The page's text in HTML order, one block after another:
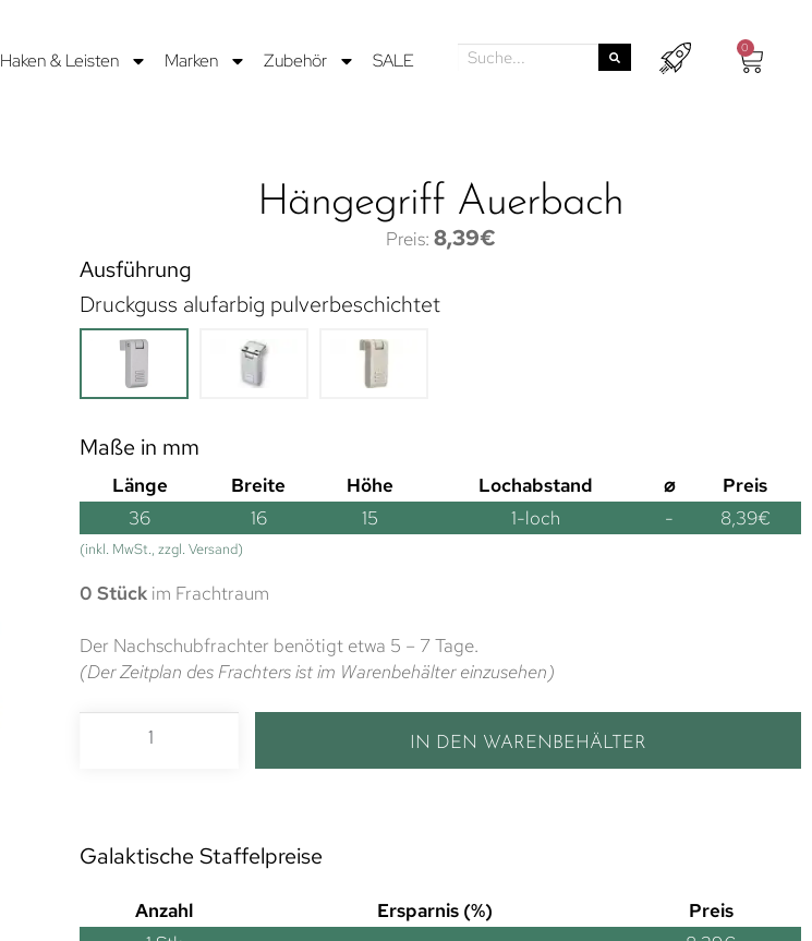
Haken & Leisten Marken Zubehör SALE
0
Hängegriff Auerbach
8,39€
Ausführung
Druckguss alufarbig pulverbeschichtet
Maße in mm
Länge Breite Höhe Lochabstand ⌀
Preis
36
16 15 1-loch - 8,39€
(inkl. MwSt., zzgl. Versand)
0 Stück im Frachtraum
Der Nachschubfrachter benötigt etwa 5 – 7 Tage.
(Der Zeitplan des Frachters ist im Warenbehälter einzusehen)
IN DEN WARENBEHÄLTER
Galaktische Staffelpreise
Anzahl Ersparnis (%)
Preis